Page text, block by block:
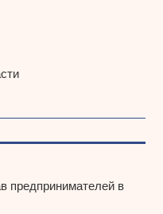
предпринимателей в